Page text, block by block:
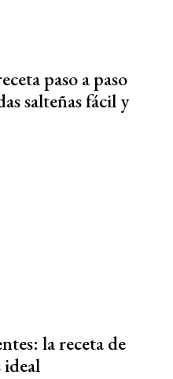
paso a paso
salteñas fácil y
la receta de
ideal